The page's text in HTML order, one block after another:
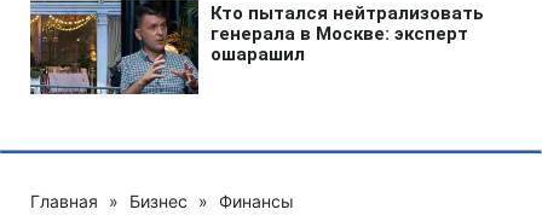
Главная » Бизнес » Финансы